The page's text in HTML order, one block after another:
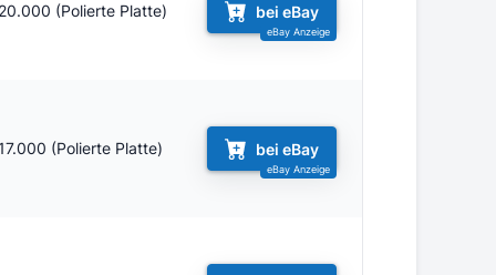
20.000 (Polierte Platte) bei eBay
17.000 (Polierte Platte) bei eBay